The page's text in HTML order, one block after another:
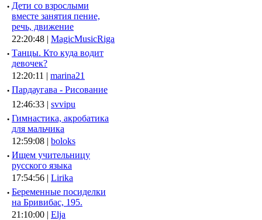
· Дети со взрослыми
вместе занятия пение,
речь, движение
22:20:48 | MagicMusicRiga
· Танцы. Кто куда водит
девочек?
12:20:11 | marina21
· Пардаугава - Рисование
12:46:33 | svvipu
· Гимнастика, акробатика
для мальчика
12:59:08 | boloks
· Ищем учительницу
русского языка
17:54:56 | Lirika
· Беременные посиделки
на Бривибас, 195.
21:10:00 | Elja